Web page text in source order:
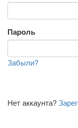
Пароль
Забыли?
Нет аккаунта?